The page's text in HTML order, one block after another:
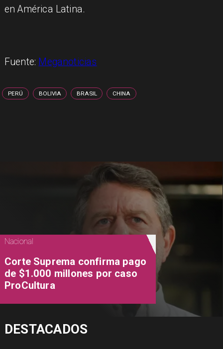
en América Latina.
Fuente: Meganoticias
PERÚ BOLIVIA BRASIL CHINA
Nacional
Corte Suprema confirma pago
de $1.000 millones por caso
ProCultura
DESTACADOS